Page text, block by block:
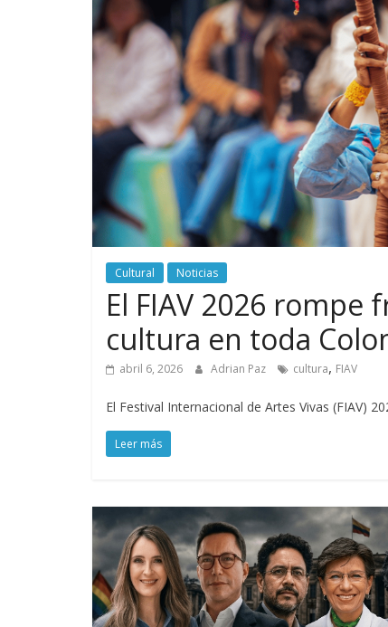
Cultural Noticias
El FIAV 2026
cultura en toda
abril 6, 2026 Adrian Paz cultura, FIAV
El Festival Internacional de Artes Vivas (FIAV)
Leer más